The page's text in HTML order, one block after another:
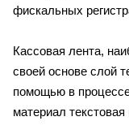
фискальных
Кассовая лента,
своей основе слой
помощью в
материал